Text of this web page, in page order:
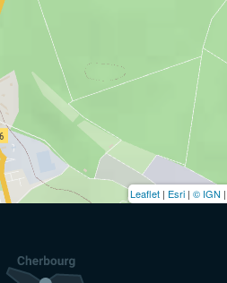
Leaflet | Esri | © IGN |